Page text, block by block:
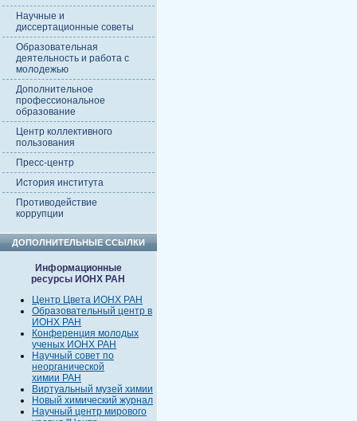
Научные и
диссертационные советы
Образовательная
деятельность и работа с
молодежью
Дополнительное
профессиональное
образование
Центр коллективного
пользования
Пресс-центр
История института
Противодействие
коррупции
ДОПОЛНИТЕЛЬНЫЕ ССЫЛКИ
Информационные
ресурсы ИОНХ РАН
Центр Цвета ИОНХ РАН
Образовательный центр в
ИОНХ РАН
Конференция молодых
ученых ИОНХ РАН
Научный совет по
неорганической
химии РАН
Виртуальный музей химии
Новый химический журнал
Научный центр мирового